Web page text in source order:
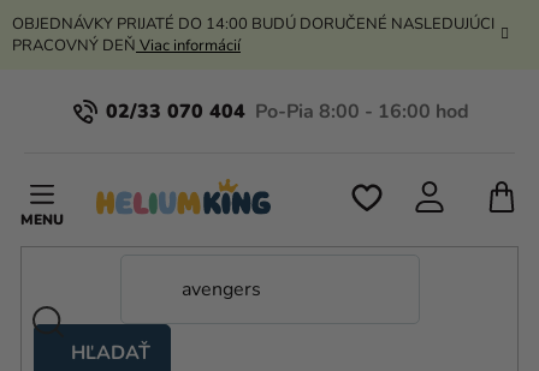
Prejsť
na
OBJEDNÁVKY PRIJATÉ DO 14:00 BUDÚ DORUČENÉ NASLEDUJÚCI
PRACOVNÝ DEŇ Viac informácií
02/33 070 404
HĽADAŤ